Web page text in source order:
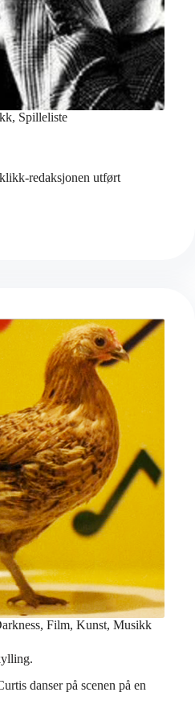
, Spilleliste
redaksjonen utført
, Film, Kunst, Musikk
danser på scenen på en